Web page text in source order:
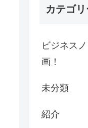
カテゴリ
ビジネス
画！
未分類
紹介